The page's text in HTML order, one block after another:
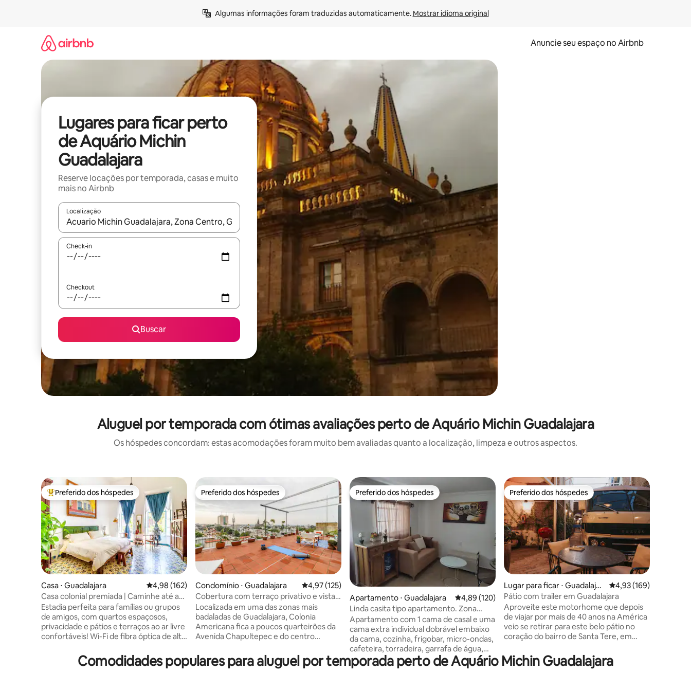
Algumas informações foram traduzidas automaticamente. Mostrar idioma original
Anuncie seu espaço no Airbnb
Lugares para ficar perto
de Aquário Michin
Guadalajara
Reserve locações por temporada, casas e muito
mais no Airbnb
Localização
Quando os resultados estiverem disponíveis, explore-os usando as seta para cima e para baixo do teclado ou tocando e deslizando o dedo na tela.
Check-in
Checkout
Buscar
Aluguel por temporada com ótimas avaliações perto de Aquário Michin Guadalajara
Os hóspedes concordam: estas acomodações foram muito bem avaliadas quanto a localização, limpeza e outros aspectos.
Entre os melhores preferidos dos hóspedes
Preferido dos hóspedes
Casa ⋅ Guadalajara 4,98 de uma avaliação média de 5, 162 avaliações
4,98 (162)
Casa colonial premiada | Caminhe até a
catedral
Estadia perfeita para famílias ou grupos
de amigos, com quartos espaçosos,
privacidade e pátios e terraços ao ar livre
confortáveis! Wi-Fi de fibra óptica de alta
trabalho dedicado e muito mais Bela casa
de 2.700 pés quadrados construída na
Preferido dos hóspedes
Preferido dos hóspedes
Condomínio ⋅ Guadalajara 4,97 de uma avaliação média de 5, 125 avaliações
4,97 (125)
Cobertura com terraço privativo e vistas
panorâmicas
Localizada em uma das zonas mais
badaladas de Guadalajara, Colonia
Americana fica a poucos quarteirões da
Avenida Chapultepec e do centro
seu café da manhã no seu terraço
privado enquanto aprecia o nascer do sol
Preferido dos hóspedes
Preferido dos hóspedes
Apartamento ⋅ Guadalajara 4,89 de uma avaliação média de 5, 120 avaliações
4,89 (120)
Linda casita tipo apartamento. Zona
centro
Apartamento com 1 cama de casal e uma
cama extra individual dobrável embaixo
da cama, cozinha, frigobar, micro-ondas,
cafeteira, torradeira, garrafa de água,
talheres e pequeno pátio com fonte e
cadeiras aconchegantes. Localização
Preferido dos hóspedes
Preferido dos hóspedes
Lugar para ficar ⋅ Guadalajar
a
4,93 de uma avaliação
4,93 (169)
Pátio com trailer em Guadalajara
Aproveite este motorhome que depois
de viajar por mais de 40 anos na América
veio se retirar para este belo pátio no
coração do bairro de Santa Tere, em
todas as comodidades modernas que
você sonharia em ter em um
Comodidades populares para aluguel por temporada perto de Aquário Michin Guadalajara